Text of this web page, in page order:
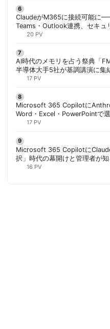
ClaudeがM365に接続可能に
Teams・Outlook連携、セキュ
胡田昌彦
20 PV
AI時代のメモリを占う祭典「
半導体大手5社が基調講演に集
17 PV
Microsoft 365 Copilotに
Word・Excel・PowerPointで
17 PV
Microsoft 365 Copilotに
択」時代の幕開けと管理者が
16 PV